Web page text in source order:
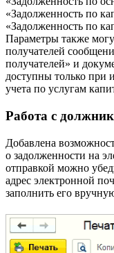
«Задолженность по
«Задолженность по
Параметры также
получателей
получателей» и
доступны только при
учета по услугам
Работа с
Добавлена
о задолженности на
отправкой можно
адрес электронной
заполнить его